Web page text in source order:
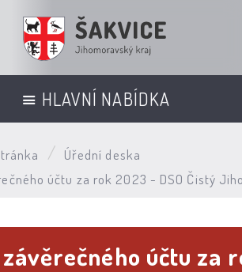
HLAVNÍ NABÍDKA
Úřední deska
účtu za rok 2023 - DSO Čistý
účtu za